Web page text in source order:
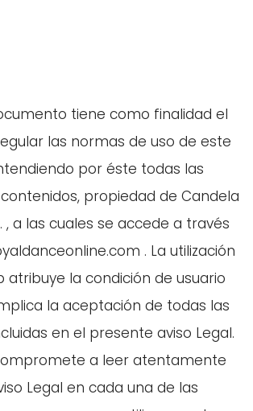
tiene como finalidad el
las normas de uso de este
por éste todas las
propiedad de Candela
, a las cuales se accede a través
. La utilización
la condición de usuario
la aceptación de todas las
en el presente aviso Legal.
a leer atentamente
Legal en cada una de las